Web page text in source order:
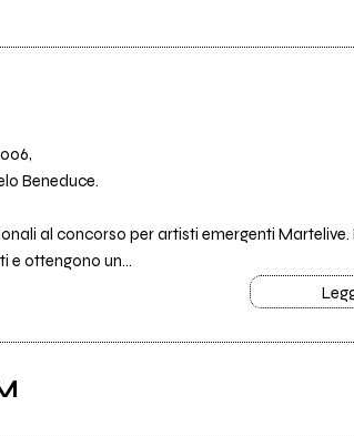
Beneduce.
al concorso per artisti emergenti
e ottengono un...